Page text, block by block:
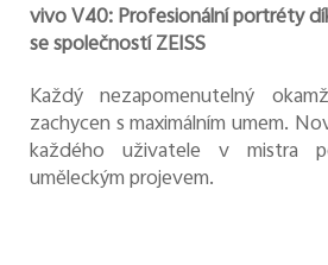
vivo V40: Profesionální portréty
se společností ZEISS
Každý nezapomenutelný
zachycen s maximálním umem.
každého uživatele v mistra
uměleckým projevem.